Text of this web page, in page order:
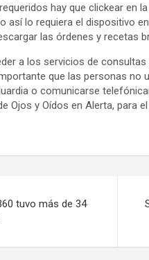
hay que clickear en
así lo requiera el dispositivo
las órdenes y recetas
a los servicios de
que las personas no
o comunicarse
Ojos y Oídos en Alerta, para
tuvo más de 34